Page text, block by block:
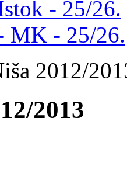
- 25/26.
MK - 25/26.
2012/
2013